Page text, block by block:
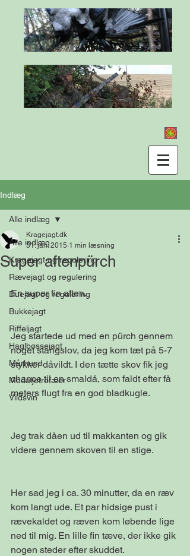
Indlæg
Alle indlæg
Kragejagt og regulering
Rævejagt og regulering
Duejagt og regulering
Bukkejagt
Riffeljagt
Haglbøssejagt
Mårhund
Medaljetrofæer
Vildsvin
Alle indlæg
Super aftenpürch
Kragejagt.dk
31. jan. 2015 1 min læsning
En super fin aften.
Jeg startede ud med en pürch gennem
noget stangslov, da jeg kom tæt på 5-7
stykker dåvildt. I den tætte skov fik jeg
chance til en smaldå, som faldt efter få
meters flugt fra en god bladkugle.
Jeg trak dåen ud til makkanten og gik
videre gennem skoven til en stige.
Her sad jeg i ca. 30 minutter, da en ræv
kom langt ude. Et par hidsige pust i
rævekaldet og ræven kom løbende lige
ned til mig. En lille fin tæve, der ikke gik
nogen steder efter skuddet.